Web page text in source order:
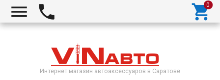
  
Интернет магазин автоаксессуаров в Саратове